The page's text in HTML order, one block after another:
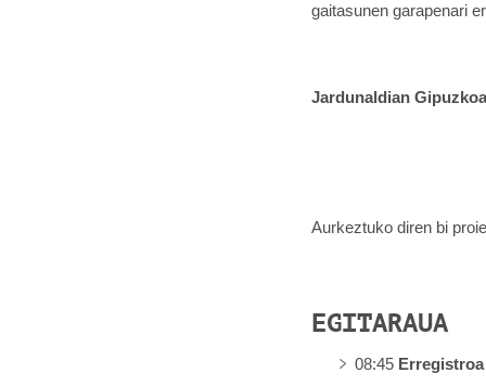
gaitasunen garapenari
Jardunaldian
Aurkeztuko diren bi
EGITARAUA
08:45